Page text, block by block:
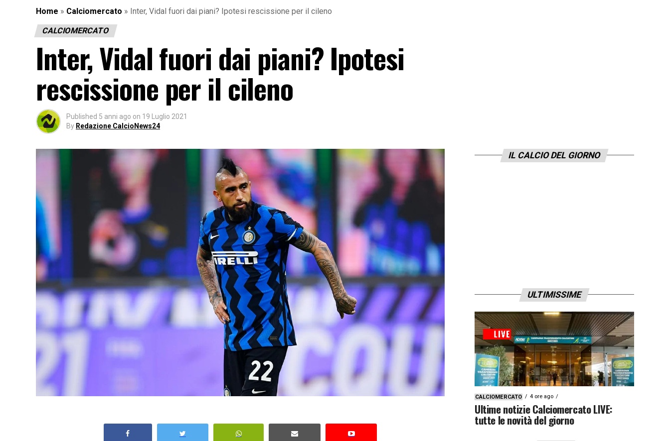
Home » Calciomercato » Inter, Vidal fuori dai piani? Ipotesi rescissione per il cileno
CALCIOMERCATO
Inter, Vidal fuori dai piani? Ipotesi
rescissione per il cileno
Published 5 anni ago on 19 Luglio 2021
By Redazione CalcioNews24
IL CALCIO DEL GIORNO
ULTIMISSIME
CALCIOMERCATO 4 ore ago
Ultime notizie Calciomercato LIVE:
tutte le novità del giorno